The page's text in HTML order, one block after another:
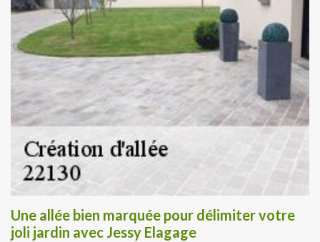
Une allée bien marquée pour délimiter votre
joli jardin avec Jessy Elagage